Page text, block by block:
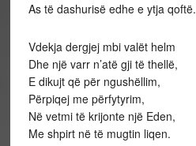
As të dashurisë edhe e ytja qoftë.
Vdekja dergjej mbi valët helm
Dhe një varr n’atë gji të thellë,
E dikujt që për ngushëllim,
Përpiqej me përfytyrim,
Në vetmi të krijonte një Eden,
Me shpirt në të mugtin liqen.